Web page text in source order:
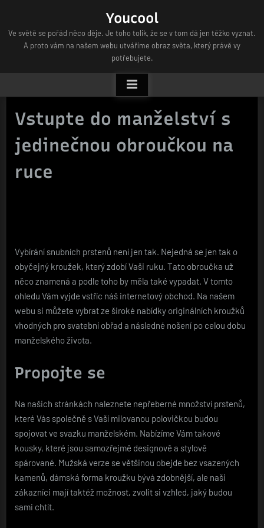
content
Youcool
Ve světě se pořád něco děje. Je toho tolik, že se v tom dá jen těžko vyznat.
A proto vám na našem webu utváříme obraz světa, který právě vy
potřebujete.
Vstupte do manželství s
jedinečnou obroučkou na
ruce
Vybírání snubních prstenů není jen tak. Nejedná se jen tak o
obyčejný kroužek, který zdobí Vaši ruku. Tato obroučka už
něco znamená a podle toho by měla také vypadat. V tomto
ohledu Vám vyjde vstříc náš internetový obchod. Na našem
webu si můžete vybrat ze široké nabídky originálních kroužků
vhodných pro svatební obřad a následné nošení po celou dobu
manželského života.
Propojte se
Na našich stránkách naleznete nepřeberné množství prstenů,
které Vás společně s Vaší milovanou polovičkou budou
spojovat ve svazku manželském. Nabízíme Vám takové
kousky, které jsou samozřejmě designově a stylově
spárované. Mužská verze se většinou obejde bez vsazených
kamenů, dámská forma kroužku bývá zdobnější, ale naši
zákazníci mají taktéž možnost, zvolit si vzhled, jaký budou
sami chtít.